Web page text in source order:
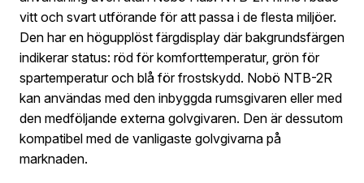
vitt och svart utförande för att passa i de flesta miljöer.
Den har en högupplöst färgdisplay där bakgrundsfärgen
indikerar status: röd för komforttemperatur, grön för
spartemperatur och blå för frostskydd. Nobö NTB-2R
kan användas med den inbyggda rumsgivaren eller med
den medföljande externa golvgivaren. Den är dessutom
kompatibel med de vanligaste golvgivarna på
marknaden.